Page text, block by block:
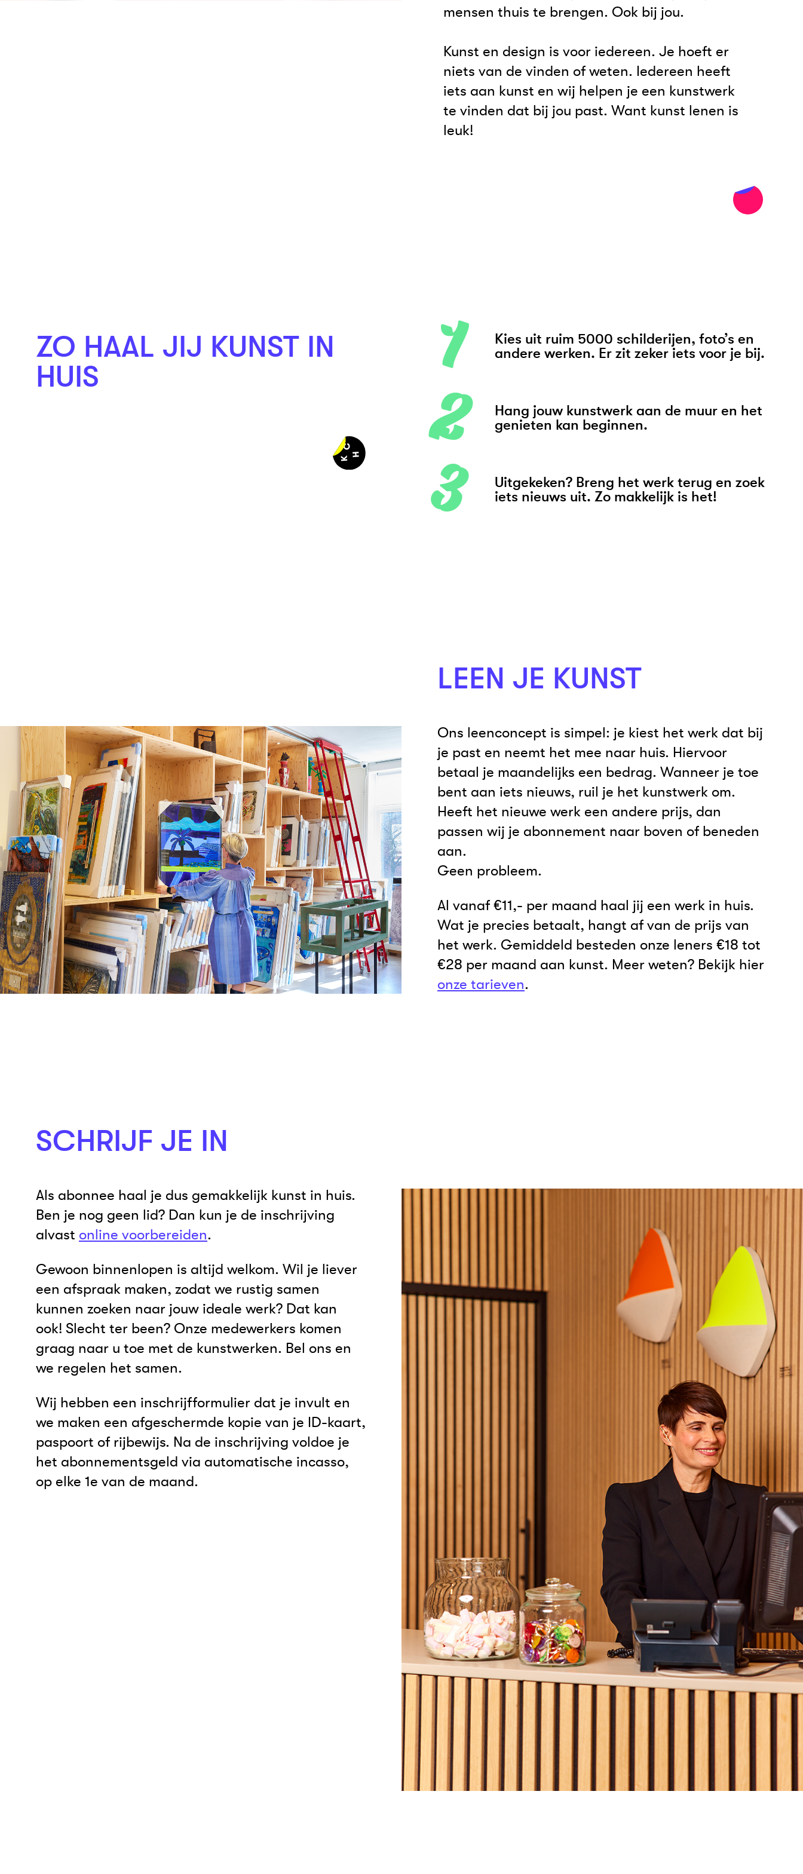
mensen thuis te brengen. Ook bij jou.
Kunst en design is voor iedereen. Je hoeft er
niets van de vinden of weten. Iedereen heeft
iets aan kunst en wij helpen je een kunstwerk
te vinden dat bij jou past. Want kunst lenen is
leuk!
ZO HAAL JIJ KUNST IN
HUIS
Kies uit ruim 5000 schilderijen, foto’s en
andere werken. Er zit zeker iets voor je bij.
Hang jouw kunstwerk aan de muur en het
genieten kan beginnen.
Uitgekeken? Breng het werk terug en zoek
iets nieuws uit. Zo makkelijk is het!
LEEN JE KUNST
Ons leenconcept is simpel: je kiest het werk dat bij
je past en neemt het mee naar huis. Hiervoor
betaal je maandelijks een bedrag. Wanneer je toe
bent aan iets nieuws, ruil je het kunstwerk om.
Heeft het nieuwe werk een andere prijs, dan
passen wij je abonnement naar boven of beneden
aan.
Geen probleem.
Al vanaf €11,- per maand haal jij een werk in huis.
Wat je precies betaalt, hangt af van de prijs van
het werk. Gemiddeld besteden onze leners €18 tot
€28 per maand aan kunst. Meer weten? Bekijk hier
onze tarieven.
SCHRIJF JE IN
Als abonnee haal je dus gemakkelijk kunst in huis.
Ben je nog geen lid? Dan kun je de inschrijving
alvast online voorbereiden.
Gewoon binnenlopen is altijd welkom. Wil je liever
een afspraak maken, zodat we rustig samen
kunnen zoeken naar jouw ideale werk? Dat kan
ook! Slecht ter been? Onze medewerkers komen
graag naar u toe met de kunstwerken. Bel ons en
we regelen het samen.
Wij hebben een inschrijfformulier dat je invult en
we maken een afgeschermde kopie van je ID-kaart,
paspoort of rijbewijs. Na de inschrijving voldoe je
het abonnementsgeld via automatische incasso,
op elke 1e van de maand.